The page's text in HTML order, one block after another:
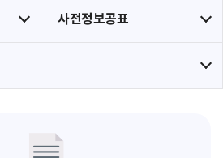
사전정보공표